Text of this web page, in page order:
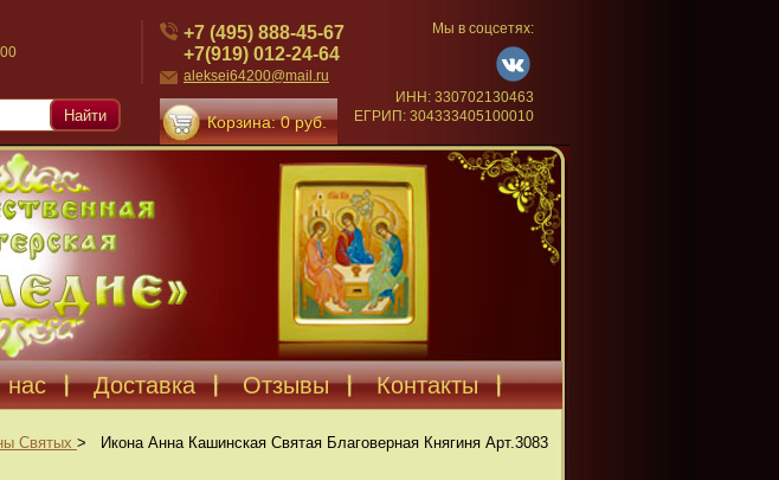
+7 (495) 888-45-67
+7(919) 012-24-64
aleksei64200@mail.ru
Корзина: 0 руб.
Мы в соцсетях:
ИНН: 330702130463
ЕГРИП: 304333405100010
Найти
Доставка Отзывы Контакты
Святых > Икона Анна Кашинская Святая Благоверная Княгиня Арт.3083